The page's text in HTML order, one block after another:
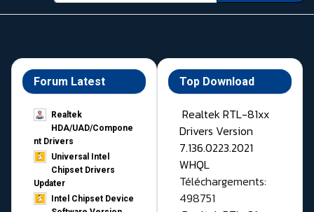
Forum Latest
Realtek
HDA/UAD/Compone
nt Drivers
Universal Intel
Chipset Drivers
Updater​
Intel Chipset Device
Top Download
Realtek RTL-81xx
Drivers Version
7.136.0223.2021
WHQL
Téléchargements:
498751